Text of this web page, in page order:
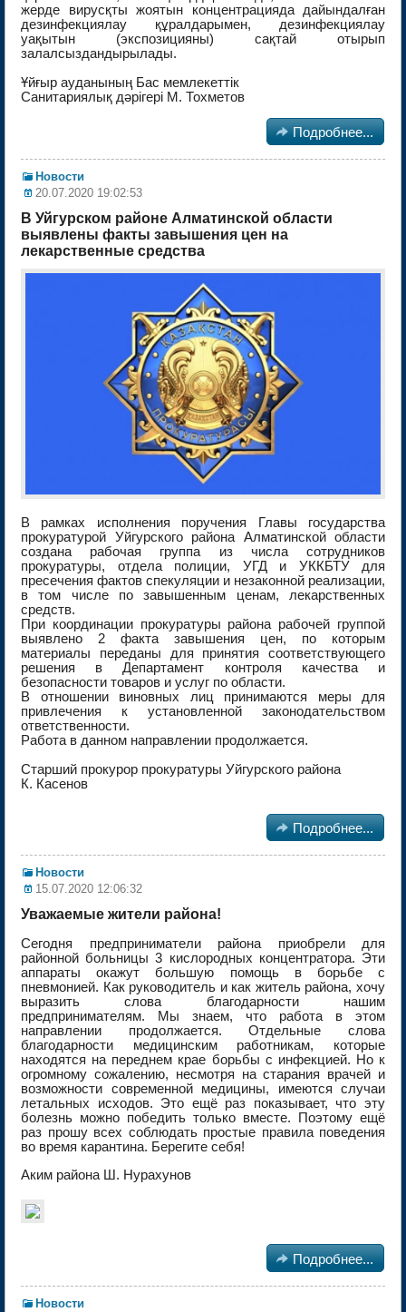
жерде вирусқты жоятын концентрацияда дайындалған
дезинфекциялау құралдарымен, дезинфекциялау
уақытын (экспозицияны) сақтай отырып
залалсыздандырылады.
Ұйғыр ауданының Бас мемлекеттік
Санитариялық дәрігері М. Тохметов
 Подробнее...
Новости
20.07.2020 19:02:53
В Уйгурском районе Алматинской области
выявлены факты завышения цен на
лекарственные средства
В рамках исполнения поручения Главы государства
прокуратурой Уйгурского района Алматинской области
создана рабочая группа из числа сотрудников
прокуратуры, отдела полиции, УГД и УККБТУ для
пресечения фактов спекуляции и незаконной реализации,
в том числе по завышенным ценам, лекарственных
средств.
При координации прокуратуры района рабочей группой
выявлено 2 факта завышения цен, по которым
материалы переданы для принятия соответствующего
решения в Департамент контроля качества и
безопасности​ товаров​ и услуг по области.
В отношении виновных лиц принимаются меры для
привлечения к установленной законодательством
ответственности.
​Работа в данном направлении продолжается.​
​Старший прокурор прокуратуры Уйгурского района
К. Касенов
 Подробнее...
Новости
15.07.2020 12:06:32
Уважаемые жители района!
Сегодня предприниматели района приобрели для
районной больницы 3 кислородных концентратора. Эти
аппараты окажут большую помощь в борьбе с
пневмонией. Как руководитель и как житель района, хочу
выразить слова благодарности нашим
предпринимателям. Мы знаем, что работа в этом
направлении продолжается. Отдельные слова
благодарности медицинским работникам, которые
находятся на переднем крае борьбы с инфекцией. Но к
огромному сожалению, несмотря на старания врачей и
возможности современной медицины, имеются случаи
летальных исходов. Это ещё раз показывает, что эту
болезнь можно победить только вместе. Поэтому ещё
раз прошу всех соблюдать простые правила поведения
во время карантина. Берегите себя!
Аким района Ш. Нурахунов
 Подробнее...
Новости